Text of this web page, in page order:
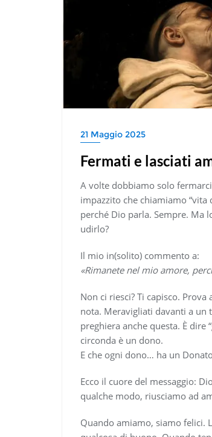
21 Maggio 2025
Fermati e lasciati
A volte dobbiamo solo
impazzito che chiamiamo “vita
perché Dio parla. Sempre. Ma
udirlo?
Il mio in(solito) commento a:
«Rimanete nel mio amore,
Non ci riesci? Ti capisco.
nota. Meravigliati davanti a un
preghiera anche questa. È dire
circonda è un dono.
E che ogni dono… ha un
Ecco il cuore del messaggio:
qualche modo, riusciamo ad
Quando amiamo, siamo felici.